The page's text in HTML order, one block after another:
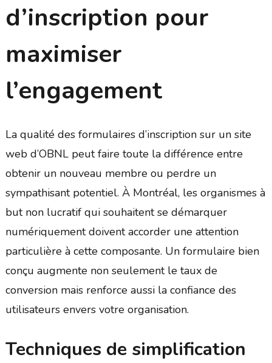
d’inscription pour
maximiser
l’engagement
La qualité des formulaires d’inscription sur un site
web d’OBNL peut faire toute la différence entre
obtenir un nouveau membre ou perdre un
sympathisant potentiel. À Montréal, les organismes à
but non lucratif qui souhaitent se démarquer
numériquement doivent accorder une attention
particulière à cette composante. Un formulaire bien
conçu augmente non seulement le taux de
conversion mais renforce aussi la confiance des
utilisateurs envers votre organisation.
Techniques de simplification